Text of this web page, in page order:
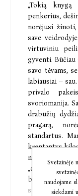
„Tokią
penkerius,
norėjusi
save
virtuviniu
gyventi.
savo tėvams,
labiausiai –
privalo
svoriomanija.
drabužių
pragarą,
standartus.
krentantys
„centimetrai,
baltymai,
sumokėjau,
Svetainėje
naudojame
siekdami